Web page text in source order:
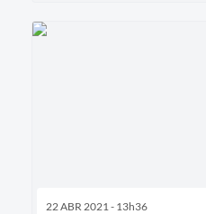
22 ABR 2021 - 13h36